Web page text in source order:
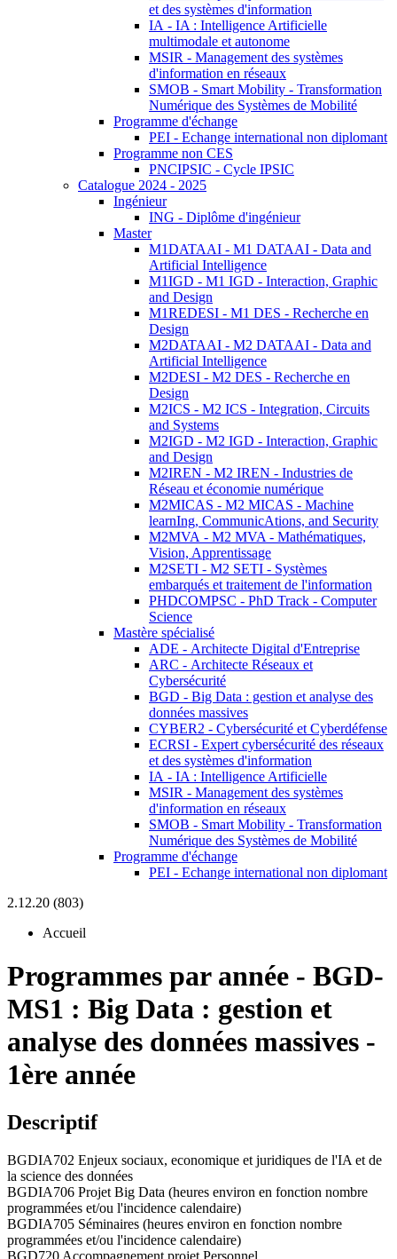
et des systèmes d'information
IA - IA : Intelligence Artificielle
multimodale et autonome
MSIR - Management des systèmes
d'information en réseaux
SMOB - Smart Mobility - Transformation
Numérique des Systèmes de Mobilité
Programme d'échange
PEI - Echange international non diplomant
Programme non CES
PNCIPSIC - Cycle IPSIC
Catalogue 2024 - 2025
Ingénieur
ING - Diplôme d'ingénieur
Master
M1DATAAI - M1 DATAAI - Data and
Artificial Intelligence
M1IGD - M1 IGD - Interaction, Graphic
and Design
M1REDESI - M1 DES - Recherche en
Design
M2DATAAI - M2 DATAAI - Data and
Artificial Intelligence
M2DESI - M2 DES - Recherche en
Design
M2ICS - M2 ICS - Integration, Circuits
and Systems
M2IGD - M2 IGD - Interaction, Graphic
and Design
M2IREN - M2 IREN - Industries de
Réseau et économie numérique
M2MICAS - M2 MICAS - Machine
learnIng, CommunicAtions, and Security
M2MVA - M2 MVA - Mathématiques,
Vision, Apprentissage
M2SETI - M2 SETI - Systèmes
embarqués et traitement de l'information
PHDCOMPSC - PhD Track - Computer
Science
Mastère spécialisé
ADE - Architecte Digital d'Entreprise
ARC - Architecte Réseaux et
Cybersécurité
BGD - Big Data : gestion et analyse des
données massives
CYBER2 - Cybersécurité et Cyberdéfense
ECRSI - Expert cybersécurité des réseaux
et des systèmes d'information
IA - IA : Intelligence Artificielle
MSIR - Management des systèmes
d'information en réseaux
SMOB - Smart Mobility - Transformation
Numérique des Systèmes de Mobilité
Programme d'échange
PEI - Echange international non diplomant
2.12.20 (803)
Accueil
Programmes par année - BGD-
MS1 : Big Data : gestion et
analyse des données massives -
1ère année
Descriptif
BGDIA702 Enjeux sociaux, economique et juridiques de l'IA et de
la science des données
BGDIA706 Projet Big Data (heures environ en fonction nombre
programmées et/ou l'incidence calendaire)
BGDIA705 Séminaires (heures environ en fonction nombre
programmées et/ou l'incidence calendaire)
BGD720 Accompagnement projet Personnel